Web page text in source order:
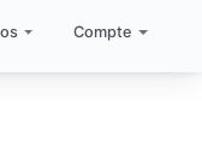
Compte